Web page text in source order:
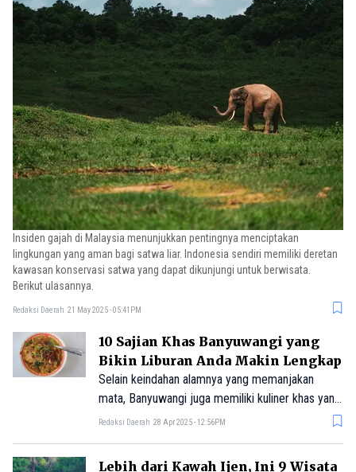
Insiden gajah di Malaysia menunjukkan pentingnya menciptakan
lingkungan yang aman bagi satwa liar. Indonesia sendiri memiliki deretan
kawasan konservasi satwa yang dapat dikunjungi untuk berwisata.
Berikut ulasannya.
Redaksi Daerah 21 May 2025 - 05:41PM
10 Sajian Khas Banyuwangi yang
Bikin Liburan Anda Makin Lengkap
Selain keindahan alamnya yang memanjakan
mata, Banyuwangi juga memiliki kuliner khas yang
menggugah selera dan memanjakan lidah.
Redaksi Daerah 28 Apr 2025 - 12:56PM
Lebih dari Kawah Ijen, Ini 9 Wisata